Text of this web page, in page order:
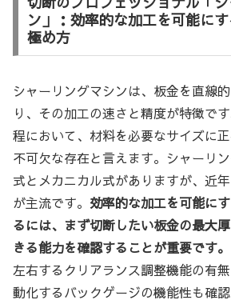
ン」：効率的な加工を可能に
極め方
シャーリングマシンは、板金を直線
り、その加工の速さと精度が特徴で
程において、材料を必要なサイズに
不可欠な存在と言えます。シャーリ
式とメカニカル式がありますが、近
が主流です。 効率的な加工を可能に
るには、まず切断したい板金の最大
きる能力を確認することが重要です。
左右するクリアランス調整機能の有
動化するバックゲージの機能性も確